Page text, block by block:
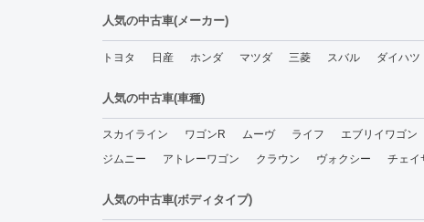
人気の中古車(メーカー)
トヨタ 日産 ホンダ マツダ 三菱 スバル ダイハツ
人気の中古車(車種)
スカイライン ワゴンR ムーヴ ライフ エブリイワゴン
ジムニー
アトレーワゴン クラウン ヴォクシー チェイ
人気の中古車(ボディタイプ)